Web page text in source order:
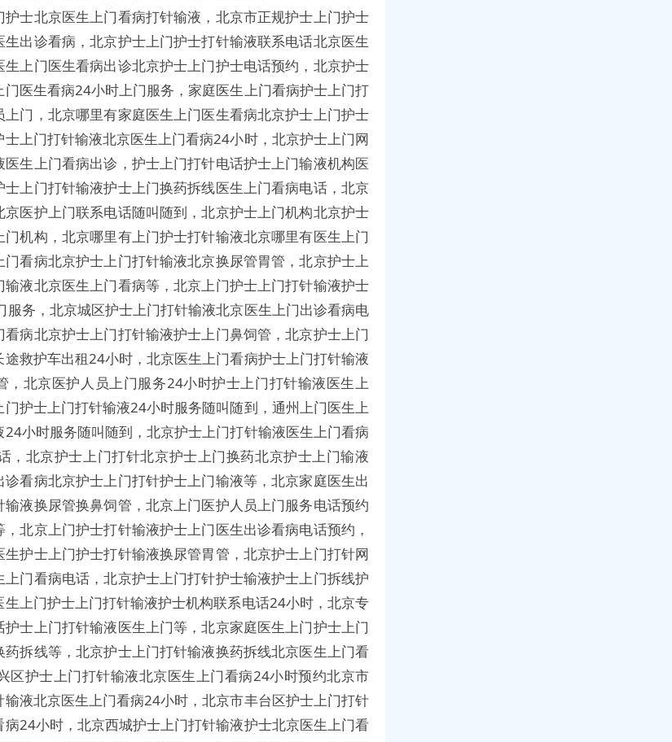
士北京医生上门看病打针输液，北京市正规护士上门护士
出诊看病，北京护士上门护士打针输液联系电话北京医生
上门医生看病出诊北京护士上门护士电话预约，北京护士
医生看病24小时上门服务，家庭医生上门看病护士上门打
门，北京哪里有家庭医生上门医生看病北京护士上门护士
上门打针输液北京医生上门看病24小时，北京护士上门网
生上门看病出诊，护士上门打针电话护士上门输液机构医
上门打针输液护士上门换药拆线医生上门看病电话，北京
医护上门联系电话随叫随到，北京护士上门机构北京护士
机构，北京哪里有上门护士打针输液北京哪里有医生上门
看病北京护士上门打针输液北京换尿管胃管，北京护士上
输液北京医生上门看病等，北京上门护士上门打针输液护士
服务，北京城区护士上门打针输液北京医生上门出诊看病电
病北京护士上门打针输液护士上门鼻饲管，北京护士上门
救护车出租24小时，北京医生上门看病护士上门打针输液
，北京医护人员上门服务24小时护士上门打针输液医生上
护士上门打针输液24小时服务随叫随到，通州上门医生上
小时服务随叫随到，北京护士上门打针输液医生上门看病
，北京护士上门打针北京护士上门换药北京护士上门输液
看病北京护士上门打针护士上门输液等，北京家庭医生出
液换尿管换鼻饲管，北京上门医护人员上门服务电话预约
北京上门护士打针输液护士上门医生出诊看病电话预约，
护士上门护士打针输液换尿管胃管，北京护士上门打针网
门看病电话，北京护士上门打针护士输液护士上门拆线护
上门护士上门打针输液护士机构联系电话24小时，北京专
护士上门打针输液医生上门等，北京家庭医生上门护士上门
拆线等，北京护士上门打针输液换药拆线北京医生上门看
区护士上门打针输液北京医生上门看病24小时预约北京市
液北京医生上门看病24小时，北京市丰台区护士上门打针
24小时，北京西城护士上门打针输液护士北京医生上门看